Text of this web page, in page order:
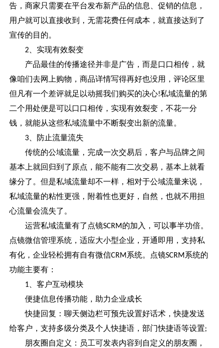
告，商家只需要在平台发布新产品的信息、促销的信息，
用户就可以直接收到，无需花费任何成本，就直接达到了
宣传的目的。
2、实现有效裂变
产品最佳的传播途径并非是广告，而是口口相传，就
像咱们去网上购物，商品详情写得再好也没用，评论区里
但凡有一个差评就足以动摇我们购买的决心!私域流量的第
二个用处便是可以口口相传，实现有效裂变，不花一分
钱，就能从这些私域流量中不断裂变出新的流量。
3、防止流量流失
传统的公域流量，完成一次交易后，客户与品牌之间
基本上就回归到了原点，能不能有二次交易，基本上就看
缘分了。但是私域流量却不一样，相对于公域流量来说，
私域流量的粘性更强，附着性也更好，自然，也就不用担
心流量会流失了。
运营私域流量有了点镜SCRM的加入，可以事半功倍。
点镜微信管理系统 ，适应大小型企业，开通即用，支持私
有化，企业轻松拥有自有微信CRM系统。点镜SCRM系统的
功能主要有：
1、客户互动模块
便捷信息传播功能，助力企业成长
快捷回复：聊天侧边栏可预先设置好话术，快捷发送
给客户，支持多级分类及个人快捷语，部门快捷语等设置;
朋友圈自定义：员工可发表内容到自定义的朋友圈，